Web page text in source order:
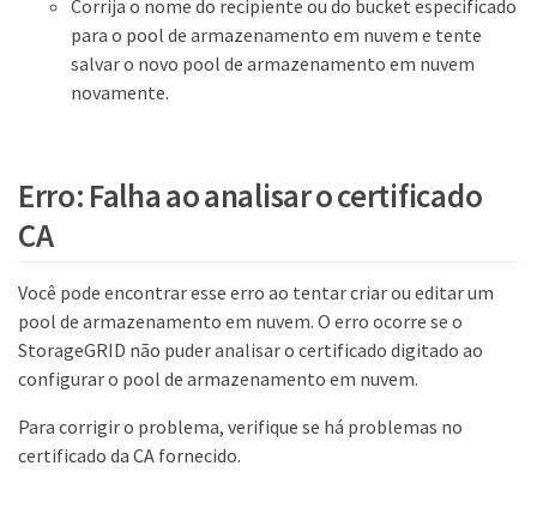
Corrija o nome do recipiente ou do bucket especificado
para o pool de armazenamento em nuvem e tente
salvar o novo pool de armazenamento em nuvem
novamente.
Erro: Falha ao analisar o certificado
CA
Você pode encontrar esse erro ao tentar criar ou editar um
pool de armazenamento em nuvem. O erro ocorre se o
StorageGRID não puder analisar o certificado digitado ao
configurar o pool de armazenamento em nuvem.
Para corrigir o problema, verifique se há problemas no
certificado da CA fornecido.